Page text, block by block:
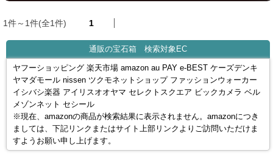
1件～1件(全1件) 1
通販の宝石箱 検索対象EC
ヤフーショッピング 楽天市場 amazon au PAY e-BEST ケーズデンキ
ヤマダモール nissen ツクモネットショップ ファッションウォーカー
イシバシ楽器 アイリスオオヤマ セレクトスクエア ビックカメラ ベル
メゾンネット セシール
※現在、amazonの商品が検索結果に表示されません。amazonにつき
ましては、下記リンクまたはサイト上部リンクよりご訪問いただけま
すようお願い申し上げます。